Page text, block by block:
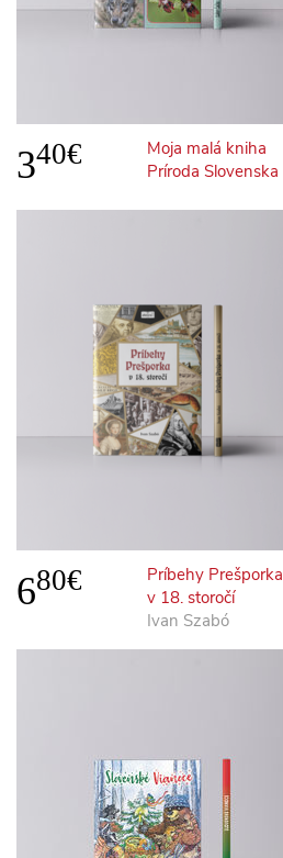
340€
Moja malá kniha
Príroda Slovenska
680€
Príbehy Prešporka
v 18. storočí
Ivan Szabó